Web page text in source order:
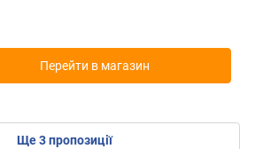
Перейти в магазин
ще3пропозиції